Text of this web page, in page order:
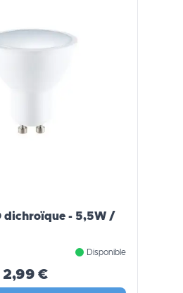
dichroïque - 5,5W /
Disponible
2,99 €